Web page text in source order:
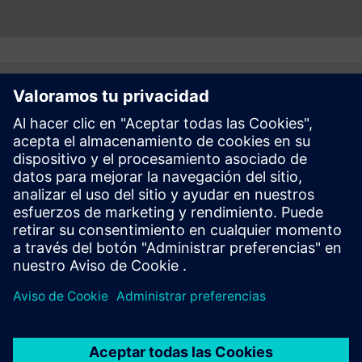
Follow
Prensa | Empresa | Siemens
© Siemens 1996 – 2026
Información Corporativa
Politica de Privacidad y Cookies